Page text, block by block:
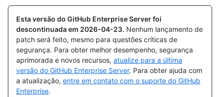
Esta versão do GitHub Enterprise Server foi
descontinuada em 2026-04-23. Nenhum lançamento de
patch será feito, mesmo para questões críticas de
segurança. Para obter melhor desempenho, segurança
aprimorada e novos recursos, atualize para a última
versão do GitHub Enterprise Server. Para obter ajuda com
a atualização, entre em contato com o suporte do GitHub
Enterprise.